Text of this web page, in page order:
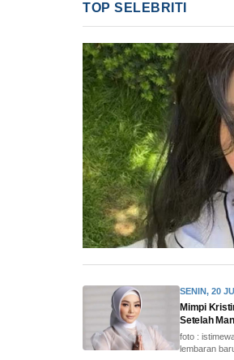
TOP SELEBRITI
SENIN, 20
Mimpi
Setelah
foto :
lembaran